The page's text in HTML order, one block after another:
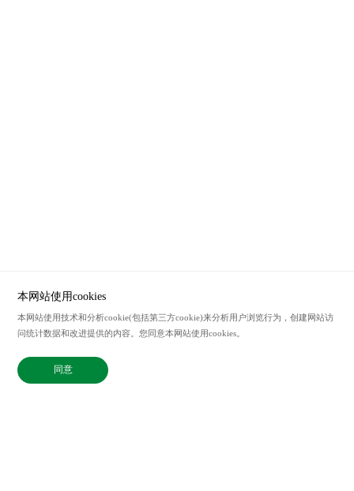
服务热线
021-62207338
联系邮箱
sales@bix-china.com
本网站使用cookies
本网站使用技术和分析cookie(包括第三方cookie)来分析用户浏览行为，创建网站访
问统计数据和改进提供的内容。您同意本网站使用cookies。
同意